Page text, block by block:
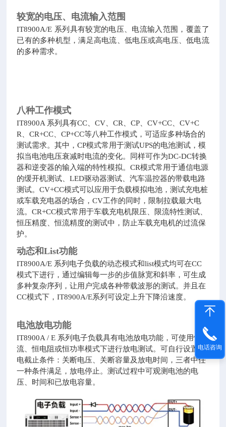
较宽的电压、电流输入范围
IT8900A/E 系列具有较宽的电压、电流输入范围，覆盖了
已有的多种机型，满足高电流、低电压或高电压、低电流
的多种需求。
八种工作模式
IT8900A 系列具有CC、CV、CR、CP、CV+CC、CV+C
R、CR+CC、CP+CC等八种工作模式，可适应多种场合的
测试需求。其中，CP模式常用于测试UPS的电池测试，模
拟当电池电压衰减时电流的变化。同样可作为DC-DC转换
器和逆变器的输入端的特性模拟。CR模式常用于通信电源
的缓开机测试、LED驱动器测试、汽车温控器的带载电路
测试。CV+CC模式可以应用于负载模拟电池，测试充电桩
或车载充电器的场合，CV工作的同时，限制拉载最大电
流。CR+CC模式常用于车载充电机限压、限流特性测试、
恒压精度、恒流精度的测试中，防止车载充电机的过流保
护。
动态和List功能
IT8900A/E 系列电子负载的动态模式和list模式均可在CC
模式下进行，通过编辑每一步的步值脉宽和斜率，可生成
多种复杂序列，让用户完成各种带载波形的测试。并且在
CC模式下，IT8900A/E系列可设定上升下降沿速度。
电池放电功能
IT8900A / E 系列电子负载具有电池放电功能，可使用恒
流、恒电阻或恒功率模式下进行放电测试。可自行设置放
电截止条件：关断电压、关断容量及放电时间，三者中任
一种条件满足，放电停止。测试过程中可观测电池的电
压、时间和已放电容量。
电话咨询